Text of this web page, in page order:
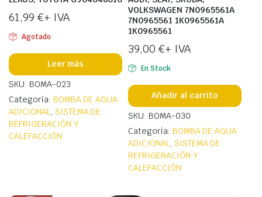
61,99 €+ IVA
Agotado
Leer más
SKU: BOMA-023
Categoría: BOMBA DE AGUA
ADICIONAL, SISTEMA DE
REFRIGERACIÓN Y
CALEFACCIÓN
VOLKSWAGEN 7N0965561A
7N0965561 1K0965561A
1K0965561
39,00 €+ IVA
En Stock
Añadir al carrito
SKU: BOMA-030
Categoría: BOMBA DE AGUA
ADICIONAL, SISTEMA DE
REFRIGERACIÓN Y
CALEFACCIÓN